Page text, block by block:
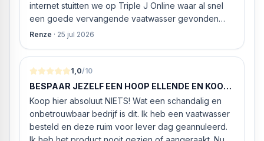
internet stuitten we op Triple J Online waar al snel
een goede vervangende vaatwasser gevonden
werd. ‘s Ochtends even gebeld met de
geïnstalleerd kan worden. Dit bleek het geval tegen
alleszins concurrente prijzen. De vriendelijke
medewerker gaf aan dat, als we gelijk via de
website gingen bestellen en betalen, hij z’n best
ging doen om ‘s middags nog te leveren. Het
bleken geen loze woorden: om 16.00 uur werd de
Neff vaatwasser geleverd en ver
Renze · 25 jul 2026
1,0/10
BESPAAR JEZELF EEN HOOP ELLENDE EN KOOP
HIER NIETS!
Koop hier absoluut NIETS! Wat een schandalig en
onbetrouwbaar bedrijf is dit. Ik heb een vaatwasser
besteld en deze ruim voor lever dag geannuleerd.